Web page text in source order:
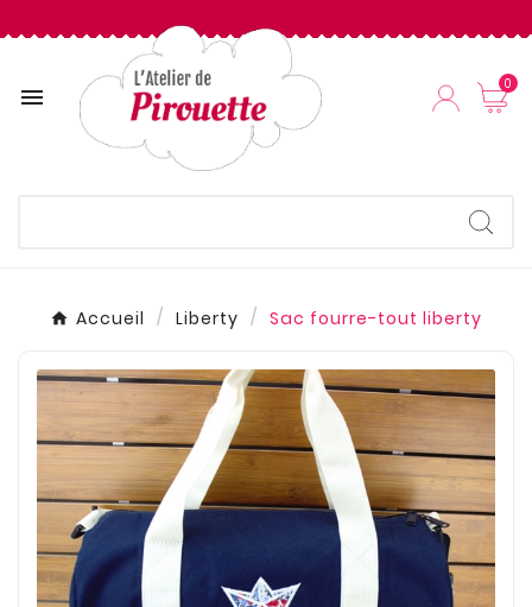
 0
Accueil Liberty Sac fourre-tout liberty